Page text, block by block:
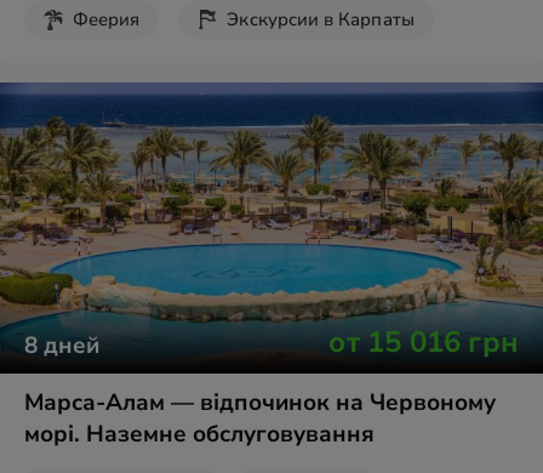
Феерия
Экскурсии в Карпаты
8дней от15 016грн
Марса-Алам — відпочинок на Червоному
морі. Наземне обслуговування